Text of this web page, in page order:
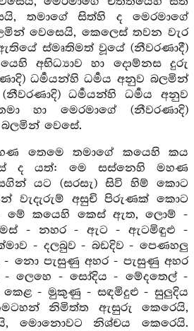
තමාගේ සිත්හි ද මෙරමාගේ
වෙසෙයි, කෙලෙස් තවන වැර
ස්මෘතිමත් වූයේ (නීවරණාදී)
අභිධ්‍යාව හා දොම්නස දුරු
ධර්‍මයන්හි ධර්‍මය අනුව බලමින්
ධර්‍මයන්හි ධර්‍මය අනුව
හා මෙරමාගේ (නීවරණාදි)
බලමින් වෙසේ.
තෙමෙ තමාගේ කයෙහි කය
ද යත්: මෙ සස්නෙහි මහණ
යට (සරසැ) සිවි හිම් කොට
වැදැරුම් අසුචි පිරුණක් කොට
මේ කයෙහි කෙස් ඇත, ලොම් -
- නහර - ඇට - ඇටමිඳුළු -
- දලබුව - බඩදිව - පෙණහලු
නො පැසුණු අහර - පැසුණු අහර
ලෙහෙ - සෝදිය - මේදතෙල් -
- මුකුණු - සඳමිදුළු - සුලුදිය
නිමිත්ත ඇසුරු කෙරෙයි,
මොනොවට නිශ්චය කෙරෙයි.